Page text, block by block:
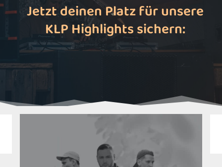
Jetzt deinen Platz für unsere
KLP Highlights sichern: